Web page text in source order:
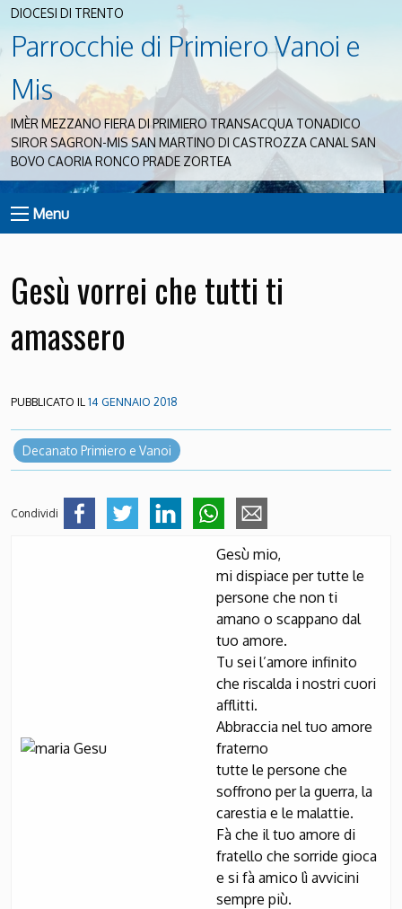
DIOCESI DI TRENTO
Parrocchie di Primiero Vanoi e
Mis
IMÈR MEZZANO FIERA DI PRIMIERO TRANSACQUA TONADICO
SIROR SAGRON-MIS SAN MARTINO DI CASTROZZA CANAL SAN
BOVO CAORIA RONCO PRADE ZORTEA
Menu
Gesù vorrei che tutti ti
amassero
PUBBLICATO IL14 GENNAIO 2018
Decanato Primiero e Vanoi
Condividi
Gesù mio,
mi dispiace per tutte le
persone che non ti
amano o scappano dal
tuo amore.
Tu sei l’amore infinito
che riscalda i nostri cuori
afflitti.
Abbraccia nel tuo amore
fraterno
tutte le persone che
soffrono per la guerra, la
carestia e le malattie.
Fà che il tuo amore di
fratello che sorride gioca
e si fà amico lì avvicini
sempre più.